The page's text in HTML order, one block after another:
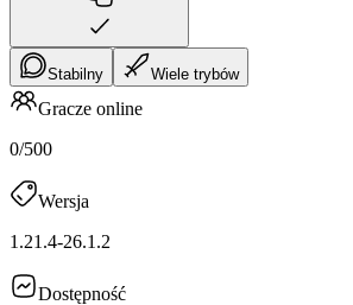
Stabilny Wiele trybów
Gracze online
0/500
Wersja
1.21.4-26.1.2
Dostępność